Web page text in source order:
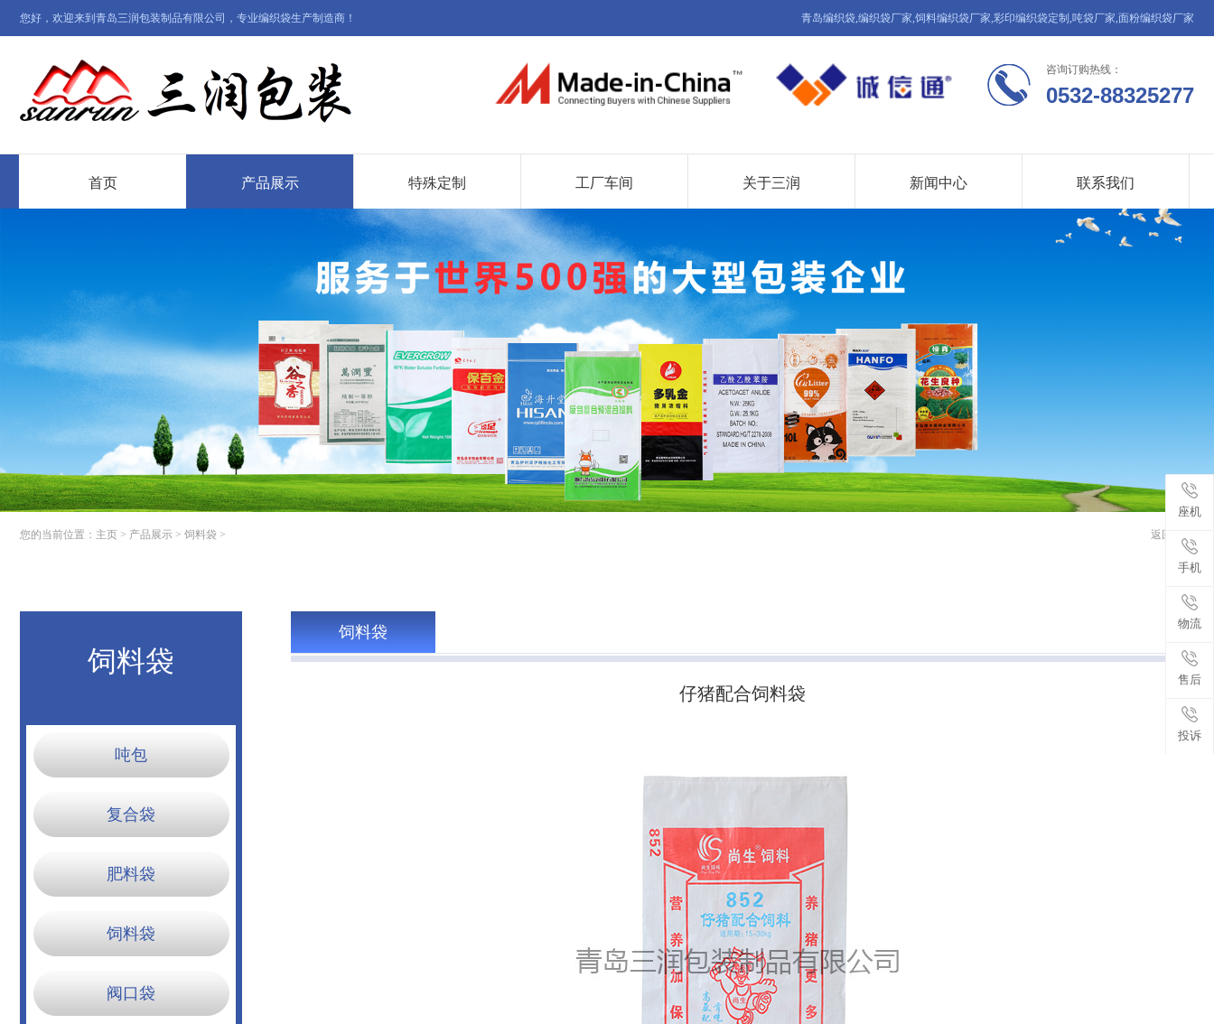
您好，欢迎来到青岛三润包装制品有限公司，专业编织袋生产制造商！ 青岛编织袋,编织袋厂家,饲料编织袋厂家,彩印编织袋定制,吨袋厂家,面粉编织袋厂家
咨询订购热线：
0532-88325277
首页 产品展示 特殊定制 工厂车间 关于三润 新闻中心 联系我们
返回首页
您的当前位置： 主页 > 产品展示 > 饲料袋 >
饲料袋
吨包
复合袋
肥料袋
饲料袋
阀口袋
饲料袋
仔猪配合饲料袋
座机
手机
物流
售后
投诉